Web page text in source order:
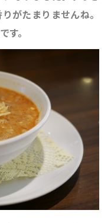
がたまりませんね。
す。